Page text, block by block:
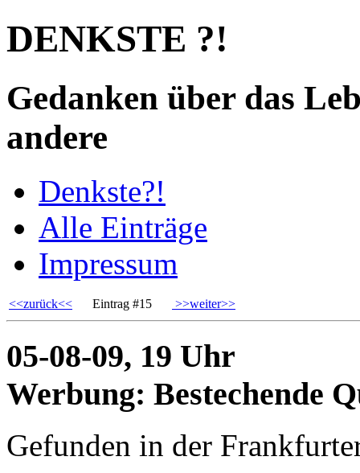
DENKSTE ?!
Gedanken über das
andere
Denkste?!
Alle Einträge
Impressum
<<zurück<< Eintrag #15 >>weiter>>
05-08-09, 19 Uhr
Werbung: Bestechende
Gefunden in der